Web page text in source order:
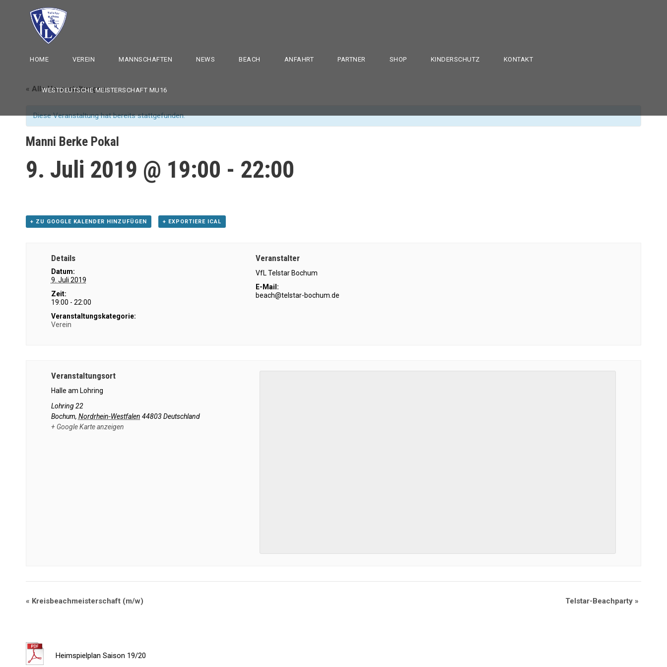
HOME VEREIN MANNSCHAFTEN NEWS BEACH ANFAHRT PARTNER SHOP KINDERSCHUTZ KONTAKT
WESTDEUTSCHE MEISTERSCHAFT MU16
« Alle Veranstaltungen
Diese Veranstaltung hat bereits stattgefunden.
Manni Berke Pokal
9. Juli 2019 @ 19:00 - 22:00
+ ZU GOOGLE KALENDER HINZUFÜGEN + EXPORTIERE ICAL
Details
Datum:
9. Juli 2019
Zeit:
19:00 - 22:00
Veranstaltungskategorie:
Verein
Veranstalter
VfL Telstar Bochum
E-Mail:
beach@telstar-bochum.de
Veranstaltungsort
Halle am Lohring
Lohring 22
Bochum, Nordrhein-Westfalen 44803 Deutschland
+ Google Karte anzeigen
« Kreisbeachmeisterschaft (m/w) Telstar-Beachparty »
Heimspielplan Saison 19/20